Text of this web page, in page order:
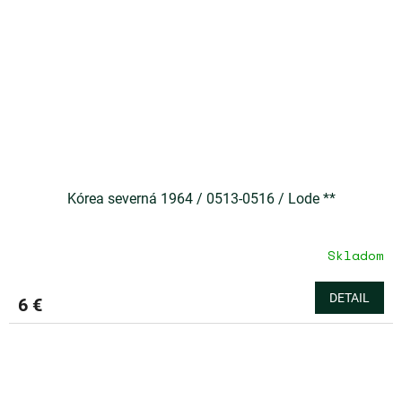
Kórea severná 1964 / 0513-0516 / Lode **
Skladom
6 € DETAIL